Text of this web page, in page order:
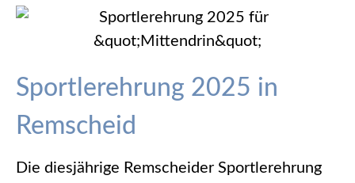
Sportlerehrung 2025 in
Remscheid
Die diesjährige Remscheider Sportlerehrung